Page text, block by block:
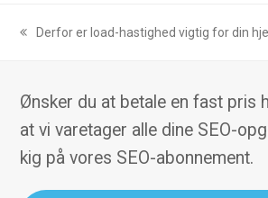
Derfor er load-hastighed vigtig for din
Ønsker du at betale en fast pris
at vi varetager alle dine SEO-
kig på vores SEO-abonnement.